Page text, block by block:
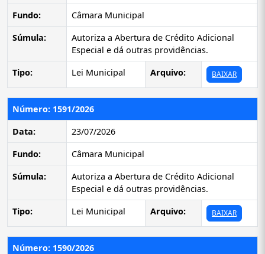
Fundo:
Câmara Municipal
Súmula:
Autoriza a Abertura de Crédito Adicional
Especial e dá outras providências.
Tipo:
Lei Municipal Arquivo: BAIXAR
Número: 1591/2026
Data:
23/07/2026
Fundo:
Câmara Municipal
Súmula:
Autoriza a Abertura de Crédito Adicional
Especial e dá outras providências.
Tipo:
Lei Municipal Arquivo: BAIXAR
Número: 1590/2026